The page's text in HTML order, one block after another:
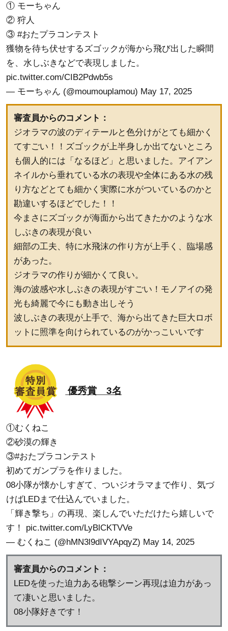
① モーちゃん
② 狩人
③#おたプラコンテスト
獲物を待ち伏せするズゴックが海から飛び出した瞬間
を、水しぶきなどで表現しました。
pic.twitter.com/CIB2Pdwb5s
— モーちゃん (@moumouplamou) May 17, 2025
審査員からのコメント：
ジオラマの波のディテールと色分けがとても細かく
てすごい！！ズゴックが上半身しか出てないところ
も個人的には「なるほど」と思いました。アイアン
ネイルから垂れている水の表現や全体にある水の残
り方などとても細かく実際に水がついているのかと
勘違いするほどでした！！
今まさにズゴックが海面から出てきたかのような水
しぶきの表現が良い
細部の工夫、特に水飛沫の作り方が上手く、臨場感
があった。
ジオラマの作りが細かくて良い。
海の波感や水しぶきの表現がすごい！モノアイの発
光も綺麗で今にも動き出しそう
波しぶきの表現が上手で、海から出てきた巨大ロボ
ットに照準を向けられているのがかっこいいです
優秀賞 3名
①むくねこ
②砂漠の輝き
③#おたプラコンテスト
初めてガンプラを作りました。
08小隊が懐かしすぎて、ついジオラマまで作り、気づ
けばLEDまで仕込んでいました。
「輝き撃ち」の再現、楽しんでいただけたら嬉しいで
す！ pic.twitter.com/LyBlCKTVVe
— むくねこ (@hMN3l9dIVYApqyZ) May 14, 2025
審査員からのコメント：
LEDを使った迫力ある砲撃シーン再現は迫力があっ
て凄いと思いました。
08小隊好きです！